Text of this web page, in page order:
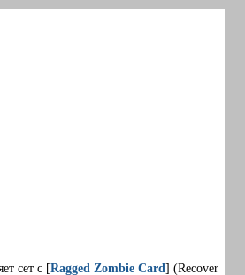
сет с [Ragged Zombie Card ] (Recover